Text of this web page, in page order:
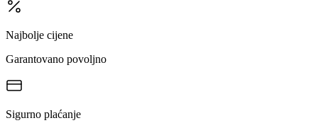
Najbolje cijene
Garantovano povoljno
Sigurno plaćanje